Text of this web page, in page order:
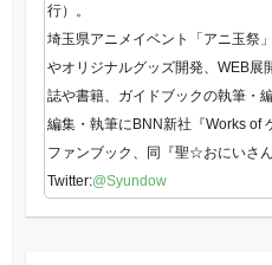
行）。
埼玉県アニメイベント「アニ玉祭
やオリジナルグッズ開発、WEB展
誌や書籍、ガイドブックの執筆・
編集・執筆にBNN新社『Works of
ファンブック、同『聖☆おにいさ
Twitter:@Syundow